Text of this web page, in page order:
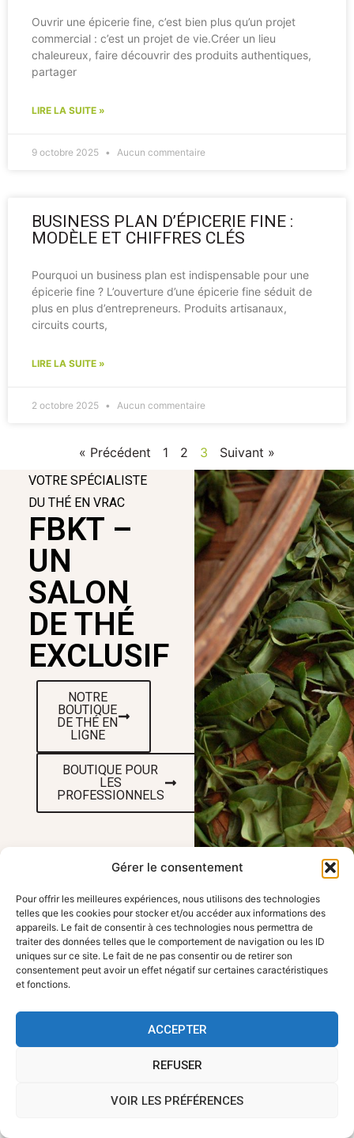
Gérer le consentement
Pour offrir les meilleures expériences, nous utilisons des technologies
telles que les cookies pour stocker et/ou accéder aux informations des
appareils. Le fait de consentir à ces technologies nous permettra de
traiter des données telles que le comportement de navigation ou les ID
uniques sur ce site. Le fait de ne pas consentir ou de retirer son
consentement peut avoir un effet négatif sur certaines caractéristiques
et fonctions.
ACCEPTER
REFUSER
VOIR LES PRÉFÉRENCES
Ouvrir une épicerie fine, c’est bien plus qu’un projet
commercial : c’est un projet de vie.Créer un lieu
chaleureux, faire découvrir des produits authentiques,
partager
LIRE LA SUITE »
9 octobre 2025 Aucun commentaire
BUSINESS PLAN D’ÉPICERIE FINE :
MODÈLE ET CHIFFRES CLÉS
Pourquoi un business plan est indispensable pour une
épicerie fine ? L’ouverture d’une épicerie fine séduit de
plus en plus d’entrepreneurs. Produits artisanaux,
circuits courts,
LIRE LA SUITE »
2 octobre 2025 Aucun commentaire
« Précédent 1 2 3 Suivant »
VOTRE SPÉCIALISTE
DU THÉ EN VRAC
FBKT –
UN
SALON
DE THÉ
EXCLUSIF
NOTRE
BOUTIQUE
DE THÉ EN
LIGNE
BOUTIQUE POUR
LES
PROFESSIONNELS
VENEZ NOUS
RENDRE VISITE
FBKT - 354 route
contact@fbkt.fr
+33 4 28 72 00 90
LIENS UTILES
Accueil
Travailler avec
FBKT
confidentialité